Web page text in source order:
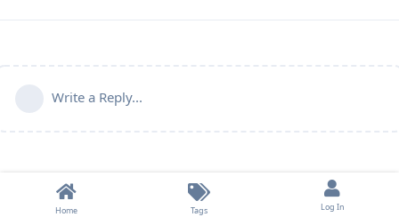
Write a Reply...
Home Tags Log In